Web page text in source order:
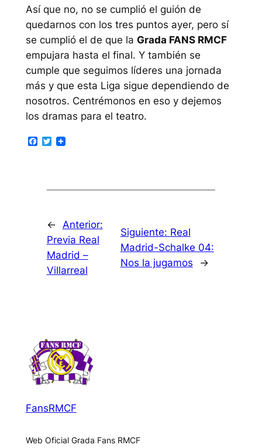
Así que no, no se cumplió el guión de
quedarnos con los tres puntos ayer, pero sí
se cumplió el de que la Grada FANS RMCF
empujara hasta el final. Y también se
cumple que seguimos líderes una jornada
más y que esta Liga sigue dependiendo de
nosotros. Centrémonos en eso y dejemos
los dramas para el teatro.
Facebook
Twitter
←
Anterior:
Previa Real
Madrid –
Villarreal
Siguiente: Real
Madrid-Schalke 04:
Nos la jugamos
→
FansRMCF
Web Oficial Grada Fans RMCF